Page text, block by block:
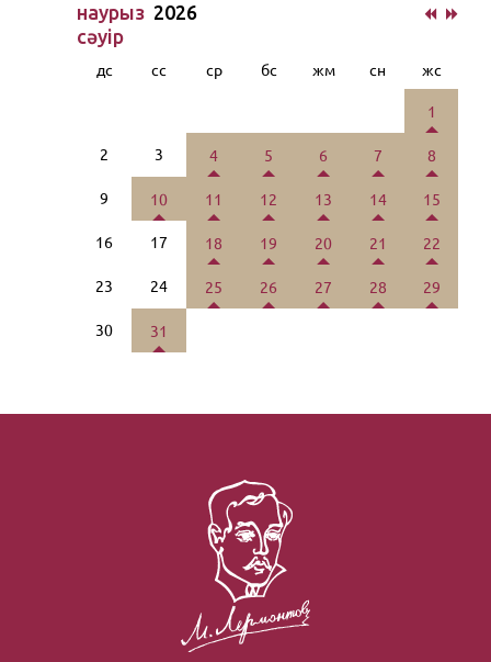
наурыз 2026
сәуiр
дс сс ср бс жм сн жс
1
2 3 4 5 6 7 8
9 10 11 12 13 14 15
16 17 18 19 20 21 22
23 24 25 26 27 28 29
30 31